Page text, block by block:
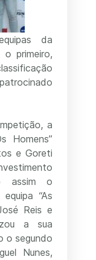
da
o primeiro,
a
Homens”
e Goreti
assim o
“As
Reis e
a sua
o segundo
Nunes,